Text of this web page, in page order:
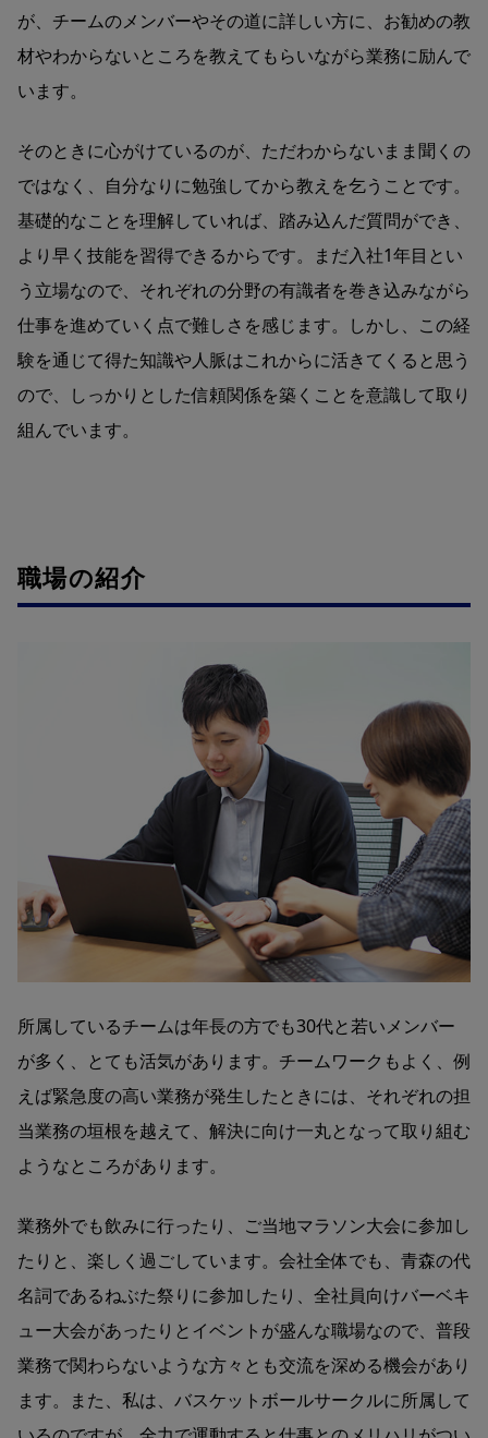
が、チームのメンバーやその道に詳しい方に、お勧めの教
材やわからないところを教えてもらいながら業務に励んで
います。
そのときに心がけているのが、ただわからないまま聞くの
ではなく、自分なりに勉強してから教えを乞うことです。
基礎的なことを理解していれば、踏み込んだ質問ができ、
より早く技能を習得できるからです。まだ入社1年目とい
う立場なので、それぞれの分野の有識者を巻き込みながら
仕事を進めていく点で難しさを感じます。しかし、この経
験を通じて得た知識や人脈はこれからに活きてくると思う
ので、しっかりとした信頼関係を築くことを意識して取り
組んでいます。
職場の紹介
所属しているチームは年長の方でも30代と若いメンバー
が多く、とても活気があります。チームワークもよく、例
えば緊急度の高い業務が発生したときには、それぞれの担
当業務の垣根を越えて、解決に向け一丸となって取り組む
ようなところがあります。
業務外でも飲みに行ったり、ご当地マラソン大会に参加し
たりと、楽しく過ごしています。会社全体でも、青森の代
名詞であるねぶた祭りに参加したり、全社員向けバーベキ
ュー大会があったりとイベントが盛んな職場なので、普段
業務で関わらないような方々とも交流を深める機会があり
ます。また、私は、バスケットボールサークルに所属して